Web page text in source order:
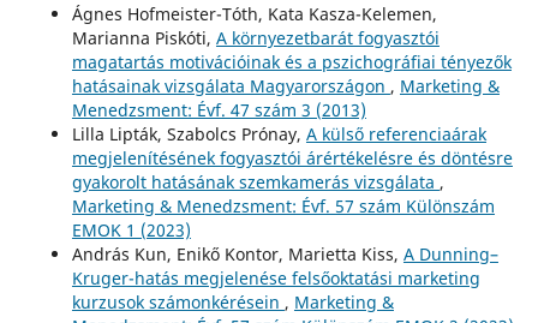
Ágnes Hofmeister-Tóth, Kata Kasza-Kelemen,
Marianna Piskóti, A környezetbarát fogyasztói
magatartás motivációinak és a pszichográfiai tényezők
hatásainak vizsgálata Magyarországon , Marketing &
Menedzsment: Évf. 47 szám 3 (2013)
Lilla Lipták, Szabolcs Prónay, A külső referenciaárak
megjelenítésének fogyasztói árértékelésre és döntésre
gyakorolt hatásának szemkamerás vizsgálata ,
Marketing & Menedzsment: Évf. 57 szám Különszám
EMOK 1 (2023)
András Kun, Enikő Kontor, Marietta Kiss, A Dunning–
Kruger-hatás megjelenése felsőoktatási marketing
kurzusok számonkérésein , Marketing &